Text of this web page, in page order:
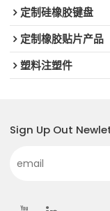
定制硅橡胶键盘
定制橡胶贴片产品
塑料注塑件
Sign Up Out